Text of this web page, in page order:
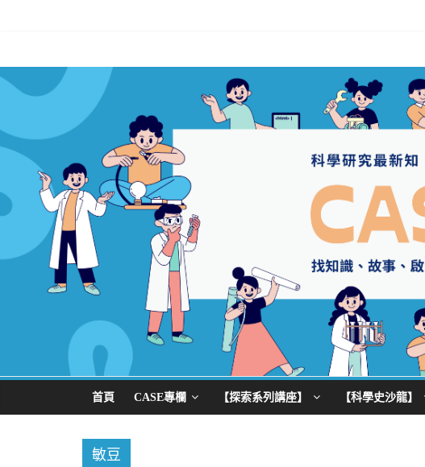
首頁 CASE專欄 【探索系列講座】 【科學史沙龍】
敏豆